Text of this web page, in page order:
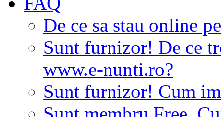
De ce sa stau online
Sunt furnizor! De ce
www.e-nunti.ro?
Sunt furnizor! Cum